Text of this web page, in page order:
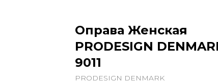
Оправа Женская
PRODESIGN
9011
PRODESIGN DENMARK